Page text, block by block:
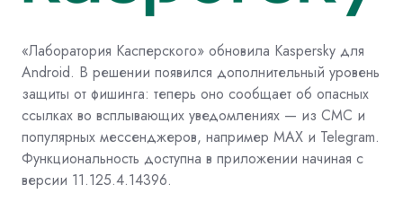
«Лаборатория Касперского» обновила Kaspersky для
Android. В решении появился дополнительный уровень
защиты от фишинга: теперь оно сообщает об опасных
ссылках во всплывающих уведомлениях — из СМС и
популярных мессенджеров, например MAX и Telegram.
Функциональность доступна в приложении начиная с
версии 11.125.4.14396.